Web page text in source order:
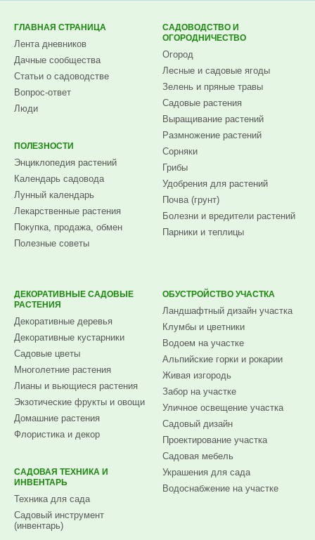
ГЛАВНАЯ СТРАНИЦА
Лента дневников
Дачные сообщества
Статьи о садоводстве
Вопрос-ответ
Люди
ПОЛЕЗНОСТИ
Энциклопедия растений
Календарь садовода
Лунный календарь
Лекарственные растения
Покупка, продажа, обмен
Полезные советы
САДОВОДСТВО И
ОГОРОДНИЧЕСТВО
Огород
Лесные и садовые ягоды
Зелень и пряные травы
Садовые растения
Выращивание растений
Размножение растений
Сорняки
Грибы
Удобрения для растений
Почва (грунт)
Болезни и вредители растений
Парники и теплицы
ДЕКОРАТИВНЫЕ САДОВЫЕ
РАСТЕНИЯ
Декоративные деревья
Декоративные кустарники
Садовые цветы
Многолетние растения
Лианы и вьющиеся растения
Экзотические фрукты и овощи
Домашние растения
Флористика и декор
САДОВАЯ ТЕХНИКА И
ИНВЕНТАРЬ
Техника для сада
Садовый инструмент
(инвентарь)
ОБУСТРОЙСТВО УЧАСТКА
Ландшафтный дизайн участка
Клумбы и цветники
Водоем на участке
Альпийские горки и рокарии
Живая изгородь
Забор на участке
Уличное освещение участка
Садовый дизайн
Проектирование участка
Садовая мебель
Украшения для сада
Водоснабжение на участке